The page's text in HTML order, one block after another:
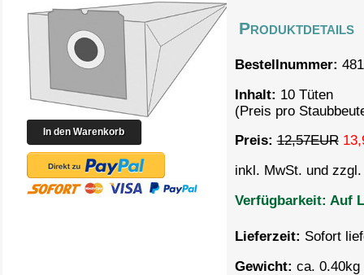
Produktdetails
Bestellnummer:
Inhalt: 10 Tüten
(Preis pro
Preis: 12,57EUR
inkl. MwSt. und
Verfügbarkeit: Auf
Lieferzeit: Sofort
Gewicht: ca. 0.40kg